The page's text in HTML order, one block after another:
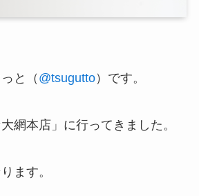
と（ @tsugutto）です。
網本店」に行ってきました。
ます。